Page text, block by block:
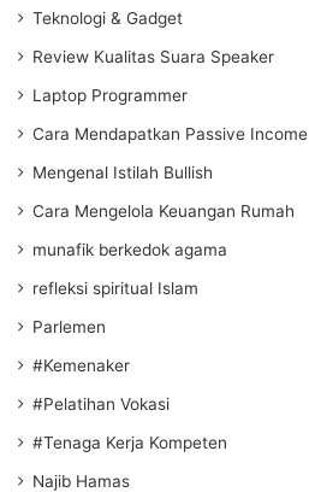
Teknologi & Gadget
Review Kualitas Suara Speaker
Laptop Programmer
Cara Mendapatkan Passive Income
Mengenal Istilah Bullish
Cara Mengelola Keuangan Rumah
munafik berkedok agama
refleksi spiritual Islam
Parlemen
#Kemenaker
#Pelatihan Vokasi
#Tenaga Kerja Kompeten
Najib Hamas